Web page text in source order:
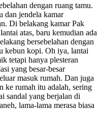
dengan ruang tamu.
dan jendela kamar
Di belakang kamar Pak
atas, baru kemudian ada
bersebelahan dengan
kebun kopi. Oh iya, lantai
tetapi hanya plesteran
yang besar-besar
masuk rumah. Dan juga
ke rumah itu adalah, sering
sandal yang berjalan di
lama-lama merasa biasa